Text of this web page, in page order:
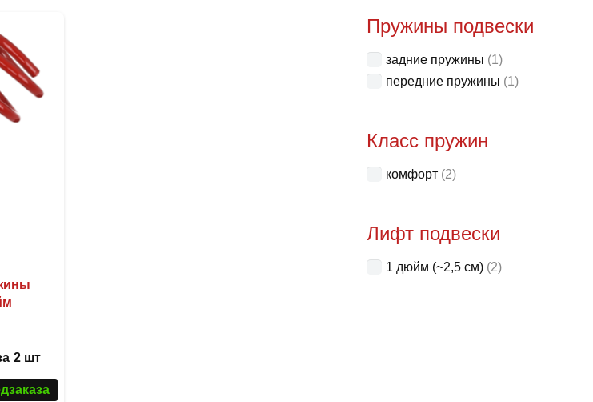
2 шт
Пружины подвески
задние пружины (1)
передние пружины (1)
Класс пружин
комфорт (2)
Лифт подвески
1 дюйм (~2,5 см) (2)